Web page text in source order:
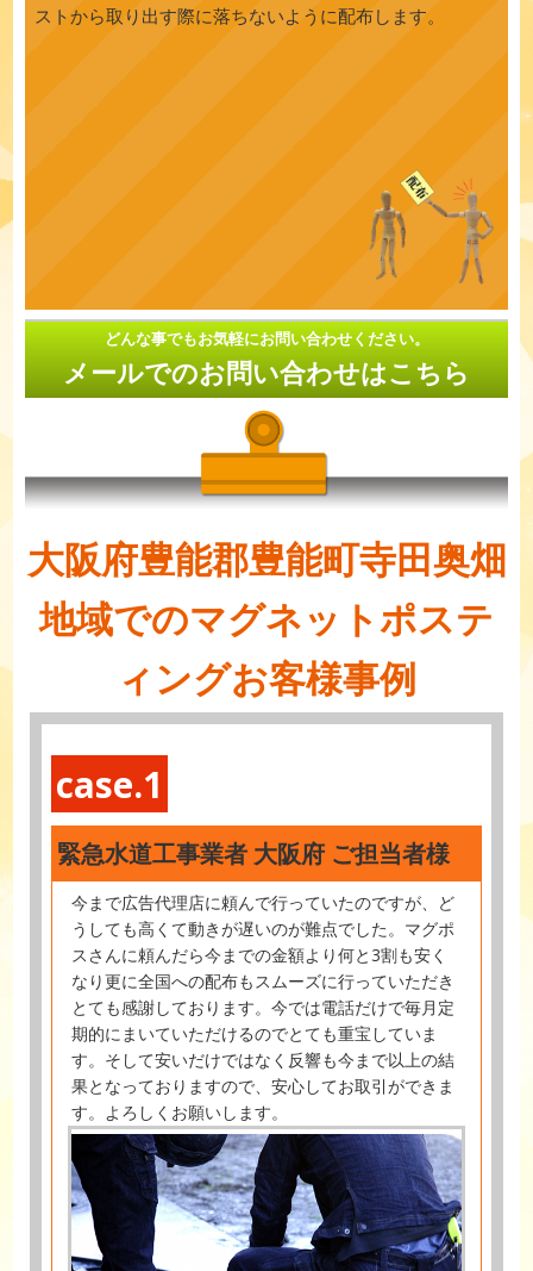
ストから取り出す際に落ちないように配布します。
どんな事でもお気軽にお問い合わせください。
メールでのお問い合わせはこちら
大阪府豊能郡豊能町寺田奥畑
地域でのマグネットポステ
ィングお客様事例
case.1
緊急水道工事業者 大阪府 ご担当者様
今まで広告代理店に頼んで行っていたのですが、ど
うしても高くて動きが遅いのが難点でした。マグポ
スさんに頼んだら今までの金額より何と3割も安く
なり更に全国への配布もスムーズに行っていただき
とても感謝しております。今では電話だけで毎月定
期的にまいていただけるのでとても重宝していま
す。そして安いだけではなく反響も今まで以上の結
果となっておりますので、安心してお取引ができま
す。よろしくお願いします。